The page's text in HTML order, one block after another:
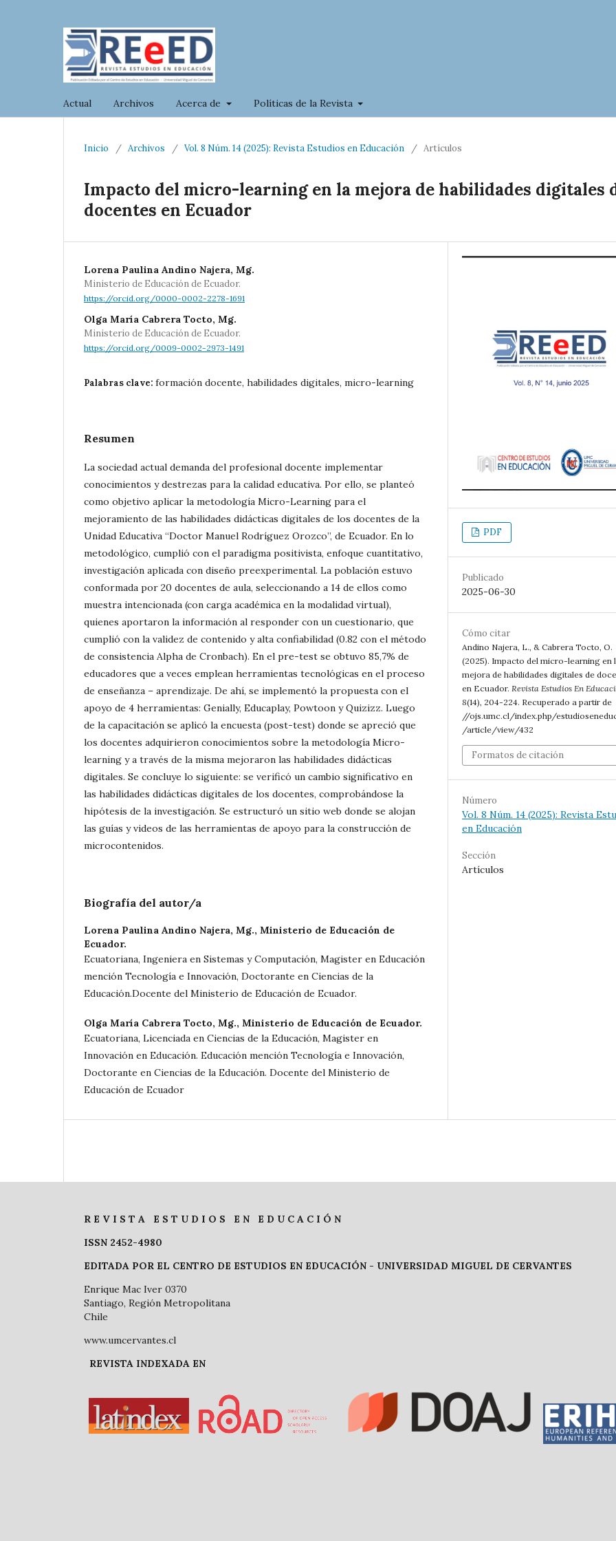
Actual Archivos Acerca de Políticas de la Revista
Inicio / Archivos / Vol. 8 Núm. 14 (2025): Revista Estudios en Educación / Artículos
Impacto del micro-learning en la mejora de habilidades digitales
docentes en Ecuador
Lorena Paulina Andino Najera, Mg.
Ministerio de Educación de Ecuador.
https://orcid.org/0000-0002-2278-1691
Olga María Cabrera Tocto, Mg.
Ministerio de Educación de Ecuador.
https://orcid.org/0009-0002-2973-1491
Palabras clave: formación docente, habilidades digitales, micro-learning
Resumen
La sociedad actual demanda del profesional docente implementar
conocimientos y destrezas para la calidad educativa. Por ello, se planteó
como objetivo aplicar la metodología Micro-Learning para el
mejoramiento de las habilidades didácticas digitales de los docentes de la
Unidad Educativa “Doctor Manuel Rodríguez Orozco”, de Ecuador. En lo
metodológico, cumplió con el paradigma positivista, enfoque cuantitativo,
investigación aplicada con diseño preexperimental. La población estuvo
conformada por 20 docentes de aula, seleccionando a 14 de ellos como
muestra intencionada (con carga académica en la modalidad virtual),
quienes aportaron la información al responder con un cuestionario, que
cumplió con la validez de contenido y alta confiabilidad (0.82 con el método
de consistencia Alpha de Cronbach). En el pre-test se obtuvo 85,7% de
educadores que a veces emplean herramientas tecnológicas en el proceso
de enseñanza – aprendizaje. De ahí, se implementó la propuesta con el
apoyo de 4 herramientas: Genially, Educaplay, Powtoon y Quizizz. Luego
de la capacitación se aplicó la encuesta (post-test) donde se apreció que
los docentes adquirieron conocimientos sobre la metodología Micro-
learning y a través de la misma mejoraron las habilidades didácticas
digitales. Se concluye lo siguiente: se verificó un cambio significativo en
las habilidades didácticas digitales de los docentes, comprobándose la
hipótesis de la investigación. Se estructuró un sitio web donde se alojan
las guías y videos de las herramientas de apoyo para la construcción de
microcontenidos.
Biografía del autor/a
Lorena Paulina Andino Najera, Mg., Ministerio de Educación de
Ecuador.
Ecuatoriana, Ingeniera en Sistemas y Computación, Magister en Educación
mención Tecnología e Innovación, Doctorante en Ciencias de la
Educación.Docente del Ministerio de Educación de Ecuador.
Olga María Cabrera Tocto, Mg., Ministerio de Educación de Ecuador.
Ecuatoriana, Licenciada en Ciencias de la Educación, Magister en
Innovación en Educación. Educación mención Tecnología e Innovación,
Doctorante en Ciencias de la Educación. Docente del Ministerio de
Educación de Ecuador
PDF
Publicado
2025-06-30
Cómo citar
Andino Najera, L., & Cabrera Tocto, O.
(2025). Impacto del micro-learning en
mejora de habilidades digitales de
en Ecuador. Revista Estudios En
8(14), 204-224. Recuperado a partir de
//ojs.umc.cl/index.php/
/article/view/432
Formatos de citación
Número
Vol. 8 Núm. 14 (2025): Revista
en Educación
Sección
Artículos
R E V I S T A E S T U D I O S E N E D U C A C I Ó N
ISSN 2452-4980
EDITADA POR EL CENTRO DE ESTUDIOS EN EDUCACIÓN - UNIVERSIDAD MIGUEL DE CERVANTES
Enrique Mac Iver 0370
Santiago, Región Metropolitana
Chile
www.umcervantes.cl
REVISTA INDEXADA EN